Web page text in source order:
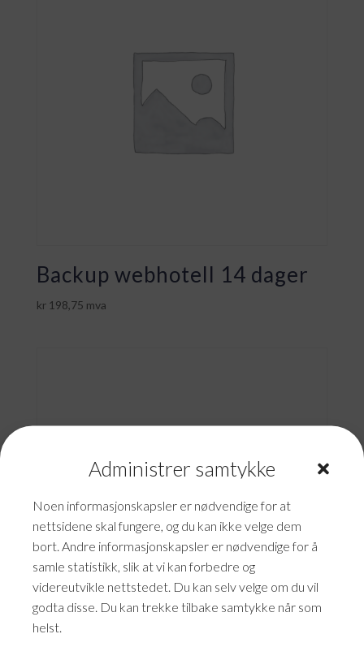
Administrer samtykke
Noen informasjonskapsler er nødvendige for at
nettsidene skal fungere, og du kan ikke velge dem
bort. Andre informasjonskapsler er nødvendige for å
samle statistikk, slik at vi kan forbedre og
videreutvikle nettstedet. Du kan selv velge om du vil
godta disse. Du kan trekke tilbake samtykke når som
helst.
Backup webhotell 14 dager
kr198,75 mva